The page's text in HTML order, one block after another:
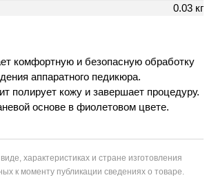
0.03 кг
комфортную и безопасную обработку
аппаратного педикюра.
полирует кожу и завершает процедуру.
основе в фиолетовом цвете.
характеристиках и стране изготовления
к моменту публикации сведениях о товаре.